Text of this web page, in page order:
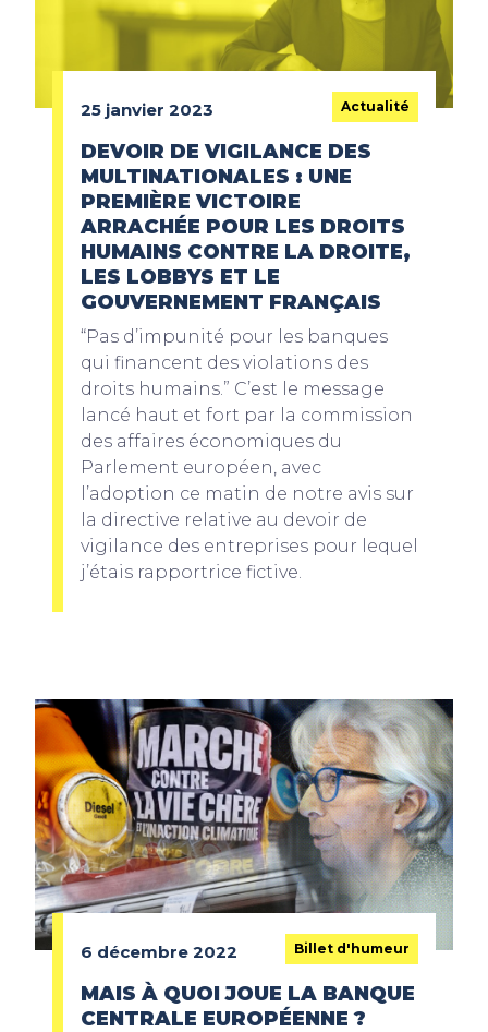
25 janvier 2023 Actualité
DEVOIR DE VIGILANCE DES
MULTINATIONALES : UNE
PREMIÈRE VICTOIRE
ARRACHÉE POUR LES DROITS
HUMAINS CONTRE LA DROITE,
LES LOBBYS ET LE
GOUVERNEMENT FRANÇAIS
“Pas d’impunité pour les banques
qui financent des violations des
droits humains.” C’est le message
lancé haut et fort par la commission
des affaires économiques du
Parlement européen, avec
l’adoption ce matin de notre avis sur
la directive relative au devoir de
vigilance des entreprises pour lequel
j’étais rapportrice fictive.
6 décembre 2022 Billet d'humeur
MAIS À QUOI JOUE LA BANQUE
CENTRALE EUROPÉENNE ?